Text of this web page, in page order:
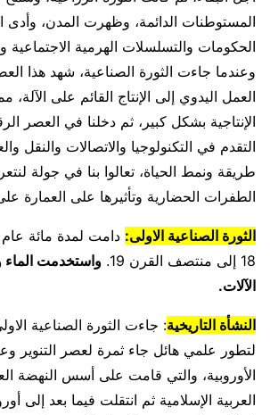
المستوطنات الدائمة، وظهرت المدن، وأدى
الحكومات والتسلسلات الهرمية الاجتماعية
وعندما جاءت الثورة الصناعية، شهد هذا
العمل اليدوي إلى الإنتاج القائم على الآلة،
الإنتاجية بشكل كبير، ثم دخلنا في العصر
التقدم في التكنولوجيا والاتصالات والنقل
طريقة ونمط الحياة، تعالوا بنا في جولة
الطفرات الحضارية وتأثيرها على العمارة
الثورة الصناعية الاولى: دامت لمدة مائة
18 إلى منتصف القرن 19.
واستخدمت الماء
الآلات.
النشأة التاريخية: جاءت الثورة الصناعية
لتطور علمي هائل جاء ثمرة لعصر التنوير
الأوروبية، والتي قامت على أسس النهضة
العربية الإسلامية ثم انتقلت فيما بعد إلى